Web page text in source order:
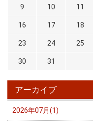
9 10 11
16 17 18
23 24 25
30 31
アーカイブ
2026年07月(1)